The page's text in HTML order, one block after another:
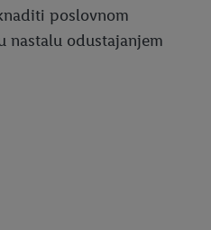
poslovnom
nastalu odustajanjem